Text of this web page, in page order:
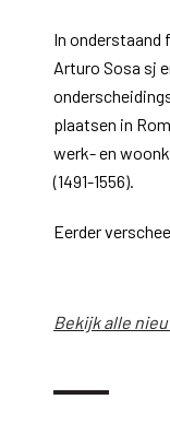
In onderstaand
Arturo Sosa sj
plaatsen in
werk- en
(1491-1556).
Eerder
Bekijk alle